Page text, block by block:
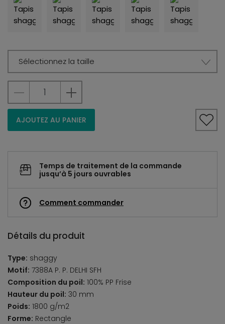
Sélectionnez la taille
AJOUTEZ AU PANIER
Temps de traitement de la commande
jusqu’à 5 jours ouvrables
Comment commander
Détails du produit
Type: shaggy
Motif: 7388A P. P. DELHI SFH
Composition du poil: 100% PP Frise
Hauteur du poil: 30 mm
Poids: 1800 g/m2
Forme: Rectangle